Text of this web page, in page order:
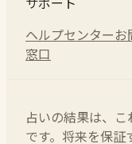
ヘルプセンターお
窓口
占いの結果は、
です。将来を保証